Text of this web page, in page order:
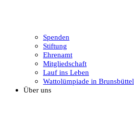
Spenden
Stiftung
Ehrenamt
Mitgliedschaft
Lauf ins Leben
Wattolümpiade in Brunsbüttel
Über uns